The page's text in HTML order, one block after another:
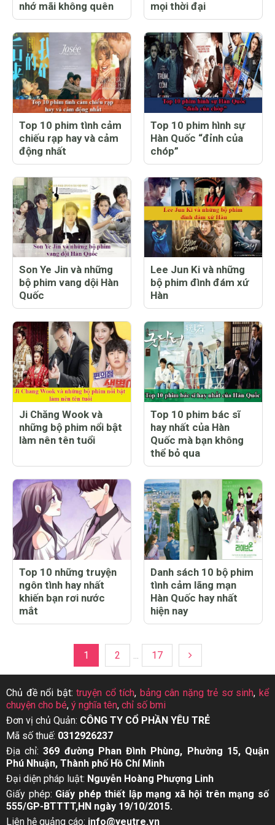
nhớ mãi không quên mọi thời đại
Top 10 phim tình cảm
chiếu rạp hay và cảm
động nhất
Top 10 phim hình sự
Hàn Quốc “đỉnh của
chóp”
Son Ye Jin và những
bộ phim vang dội Hàn
Quốc
Lee Jun Ki và những
bộ phim đình đám xứ
Hàn
Ji Chăng Wook và
những bộ phim nổi bật
làm nên tên tuổi
Top 10 phim bác sĩ
hay nhất của Hàn
Quốc mà bạn không
thể bỏ qua
Top 10 những truyện
ngôn tình hay nhất
khiến bạn rơi nước
mắt
Danh sách 10 bộ phim
tình cảm lãng mạn
Hàn Quốc hay nhất
hiện nay
1 2 17
Chủ đề nổi bật:truyện cổ tích, bảng cân nặng trẻ sơ sinh,kể
chuyện cho bé, ý nghĩa tên, chỉ số bmi
Đơn vị chủ Quản: CÔNG TY CỔ PHẦN YÊU TRẺ
Mã số thuế: 0312926237
Địa chỉ:369 đường Phan Đình Phùng, Phường 15, Quận
Phú Nhuận, Thành phố Hồ Chí Minh
Đại diện pháp luật: Nguyễn Hoàng Phượng Linh
Giấy phép: Giấy phép thiết lập mạng xã hội trên mạng số
555/GP-BTTTT,HN ngày 19/10/2015.
Liên hệ quảng cáo: info@yeutre.vn